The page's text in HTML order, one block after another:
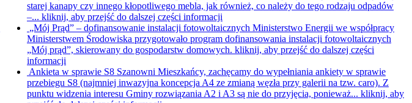
starej kanapy czy innego kłopotliwego mebla, jak również, co należy do tego rodzaju odpadów
–... kliknij, aby przejść do dalszej części informacji
„Mój Prąd” – dofinansowanie instalacji fotowoltaicznych Ministerstwo Energii we współpracy
Ministerstwem Środowiska przygotowało program dofinansowania instalacji fotowoltaicznych
„Mój prąd”, skierowany do gospodarstw domowych. kliknij, aby przejść do dalszej części
informacji
Ankieta w sprawie S8 Szanowni Mieszkańcy, zachęcamy do wypełniania ankiety w sprawie
przebiegu S8 (najmniej inwazyjna koncepcja A4 ze zmianą węzła przy galerii na tzw. caro). Z
punktu widzenia interesu Gminy rozwiązania A2 i A3 są nie do przyjęcia, ponieważ... kliknij, aby